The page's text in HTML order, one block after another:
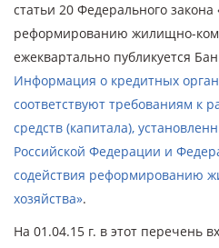
статьи 20 Федерального
реформированию жилищно-
ежеквартально публикуется
Информация о кредитных
соответствуют требованиям к
средств (капитала),
Российской Федерации и
содействия реформированию
хозяйства».
На 01.04.15 г. в этот перечень